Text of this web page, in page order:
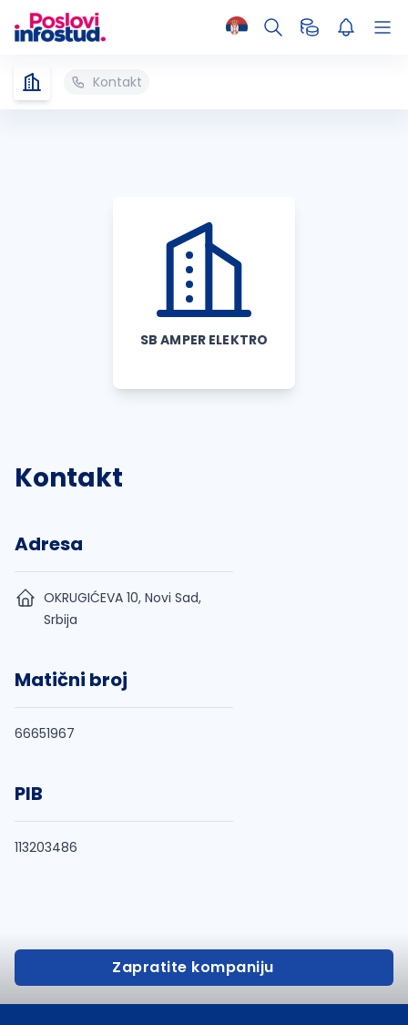
Kontakt
SB AMPER ELEKTRO
Kontakt
Adresa
OKRUGIĆEVA 10, Novi Sad,
Srbija
Matični broj
66651967
PIB
113203486
Zapratite kompaniju